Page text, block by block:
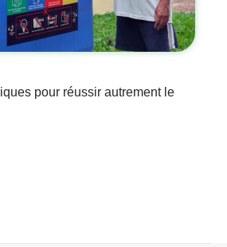
pour réussir autrement le